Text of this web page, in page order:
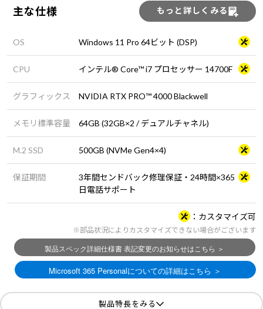
主な仕様 もっと詳しくみる
OS Windows 11 Pro 64ビット (DSP)
CPU インテル® Core™ i7 プロセッサー 14700F
グラフィックス NVIDIA RTX PRO™ 4000 Blackwell
メモリ標準容量 64GB (32GB×2 / デュアルチャネル)
M.2 SSD 500GB (NVMe Gen4×4)
保証期間
3年間センドバック修理保証・24時間×365
日電話サポート
カスタマイズ可
※部品状況によりカスタマイズできない場合がございます
製品特長をみる